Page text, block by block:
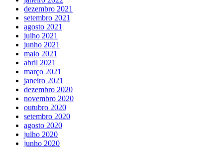
dezembro 2021
setembro 2021
agosto 2021
julho 2021
junho 2021
maio 2021
abril 2021
março 2021
janeiro 2021
dezembro 2020
novembro 2020
outubro 2020
setembro 2020
agosto 2020
julho 2020
junho 2020